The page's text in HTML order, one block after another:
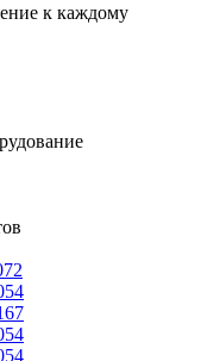
к каждому